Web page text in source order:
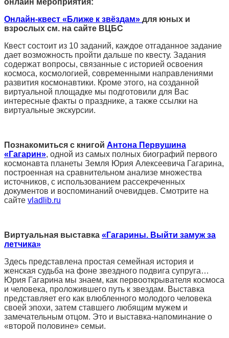
Онлайн-квест «Ближе к звёздам» для юных и
взрослых см. на сайте ВЦБС
Квест состоит из 10 заданий, каждое отгаданное задание
дает возможность пройти дальше по квесту. Задания
содержат вопросы, связанные с историей освоения
космоса, космологией, современными направлениями
развития космонавтики. Кроме этого, на созданной
виртуальной площадке мы подготовили для Вас
интересные факты о празднике, а также ссылки на
виртуальные экскурсии.
Познакомиться с книгой Антона Первушина
«Гагарин», одной из самых полных биографий первого
космонавта планеты Земля Юрия Алексеевича Гагарина,
построенная на сравнительном анализе множества
источников, с использованием рассекреченных
документов и воспоминаний очевидцев. Смотрите на
сайте vladlib.ru
Виртуальная выставка «Гагарины. Выйти замуж за
летчика»
Здесь представлена простая семейная история и
женская судьба на фоне звездного подвига супруга…
Юрия Гагарина мы знаем, как первооткрывателя космоса
и человека, проложившего путь к звездам. Выставка
представляет его как влюбленного молодого человека
своей эпохи, затем ставшего любящим мужем и
замечательным отцом. Это и выставка-напоминание о
«второй половине» семьи.